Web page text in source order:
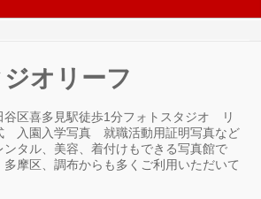
オリーフ
谷区喜多見駅徒歩1分フォトスタジオ リ
園入学写真 就職活動用証明写真など
タル、美容、着付けもできる写真館で
摩区、調布からも多くご利用いただいて